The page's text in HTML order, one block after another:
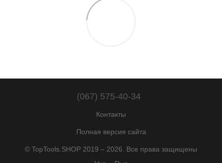
(067) 575-40-34
Контакты
Полная версия сайта
© TopTools.SHOP 2019 – 2026. Все права защищены